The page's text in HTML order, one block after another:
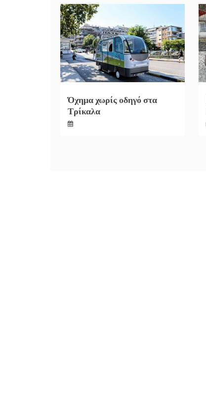
Όχημα χωρίς οδηγό στα
Τρίκαλα